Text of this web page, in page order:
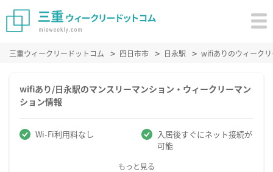
三重ウィークリードットコム 四日市市 日永駅 wifiありのウィーク
wifiあり/日永駅のマンスリーマンション・ウィークリーマン
ション情報
Wi-Fi利用料なし
入居後すぐにネット接続が
可能
もっと見る